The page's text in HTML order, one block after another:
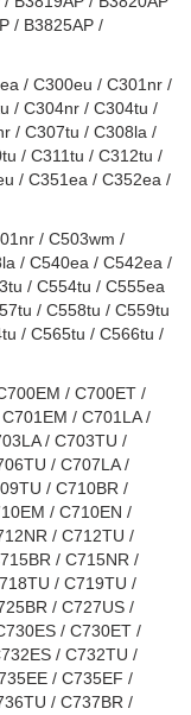
/ B3825AP /
/ C300eu / C301nr /
/ C304nr / C304tu /
/ C307tu / C308la /
/ C311tu / C312tu /
/ C351ea / C352ea /
/ C503wm /
/ C540ea / C542ea /
/ C554tu / C555ea
/ C558tu / C559tu
/ C565tu / C566tu /
/ C700ET /
/ C701LA /
/ C703TU /
/ C707LA /
/ C710BR /
/ C710EN /
/ C712TU /
/ C715NR /
/ C719TU /
/ C727US /
/ C730ET /
/ C732TU /
/ C735EF /
/ C737BR /